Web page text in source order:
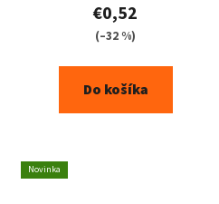
€0,52
(–32 %)
Do košíka
Novinka